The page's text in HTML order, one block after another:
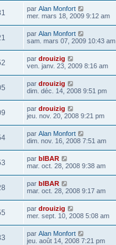
par Alan Monfort
mer. mars 18, 2009 9:12 am
par Alan Monfort
sam. mars 07, 2009 10:43 am
par drouizig
ven. janv. 23, 2009 8:16 am
par drouizig
dim. déc. 14, 2008 9:51 pm
par drouizig
jeu. nov. 20, 2008 9:21 pm
par Alan Monfort
dim. nov. 16, 2008 7:51 am
par bIBAR
mar. oct. 28, 2008 9:38 am
par bIBAR
mar. oct. 28, 2008 9:17 am
par drouizig
mer. sept. 10, 2008 5:08 am
par Alan Monfort
jeu. août 14, 2008 7:21 pm